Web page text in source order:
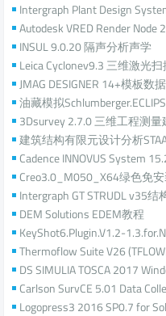
Intergraph Plant Design
Autodesk VRED Render Node
INSUL 9.0.20 隔声分析声学
Leica Cyclonev9.3 三维激光扫
JMAG DESIGNER 14+模板数
油藏模拟
3Dsurvey 2.7.0 三维工程测量
建筑结构有限元设计分析STAAD
Cadence INNOVUS System
Creo3.0_M050_X64绿色免
Intergraph GT STRUDL v35结
DEM Solutions EDEM教程
KeyShot6.Plugin.V1.2-
Thermoflow Suite V26
DS SIMULIA TOSCA 2017
Carlson SurvCE 5.01 Data
Logopress3 2016 SP0.7 for